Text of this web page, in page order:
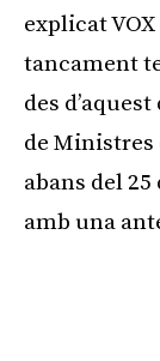
explicat
tancament
des
de Ministres
abans del
amb una